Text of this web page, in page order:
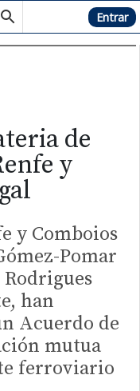
Hemeroteca Entrar
de
y
y Comboios
Pomar
han
Acuerdo de
mutua
ferroviario